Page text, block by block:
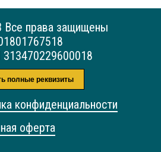
права защищены
оферта
полные реквизиты
конфиденциальности